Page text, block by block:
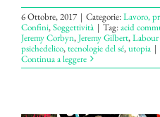
6 Ottobre, 2017 | Categorie:Lavoro,
Confini,Soggettività | Tag:acid
Jeremy Corbyn,Jeremy Gilbert,
psichedelico,tecnologie del sé,utopia |
Continua a leggere